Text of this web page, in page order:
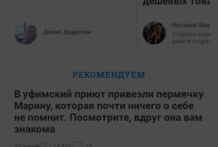
Денис Дедюхин
Наталья
Открыла
деньги
РЕКОМЕНДУЕМ
В уфимский приют привезли пермячку
Марину, которая почти ничего о себе
не помнит. Посмотрите, вдруг она вам
знакома